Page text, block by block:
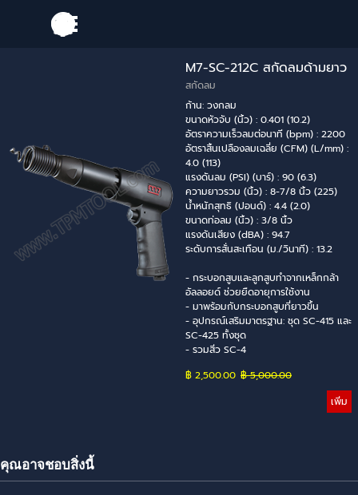
Skip menu
M7-SC-212C สกัดลมด้ามยาว
สกัดลม
ก้าน: วงกลม
ขนาดหัวจับ (นิ้ว) : 0.401 (10.2)
อัตราความเร็วลมต่อนาที (bpm) : 2200
อัตราสิ้นเปลืองลมเฉลี่ย (CFM) (L/mm) :
4.0 (113)
แรงดันลม (PSI) (บาร์) : 90 (6.3)
ความยาวรวม (นิ้ว) : 8-7/8 นิ้ว (225)
น้ำหนักสุทธิ (ปอนด์) : 4.4 (2.0)
ขนาดท่อลม (นิ้ว) : 3/8 นิ้ว
แรงดันเสียง (dBA) : 94.7
ระดับการสั่นสะเทือน (ม./วินาที) : 13.2
- กระบอกสูบและลูกสูบทำจากเหล็กกล้า
อัลลอยด์ ช่วยยืดอายุการใช้งาน
- มาพร้อมกับกระบอกสูบที่ยาวขึ้น
- อุปกรณ์เสริมมาตรฐาน: ชุด SC-415 และ
SC-425 ทั้งชุด
- รวมสิ่ว SC-4
฿ 2,500.00 Price without discount
฿ 5,000.00
เพิ่ม
คุณอาจชอบสิ่งนี้